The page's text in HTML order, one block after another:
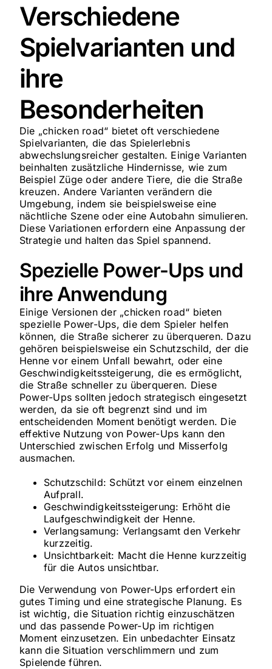
Verschiedene
Spielvarianten und
ihre
Besonderheiten
Die „chicken road“ bietet oft verschiedene
Spielvarianten, die das Spielerlebnis
abwechslungsreicher gestalten. Einige Varianten
beinhalten zusätzliche Hindernisse, wie zum
Beispiel Züge oder andere Tiere, die die Straße
kreuzen. Andere Varianten verändern die
Umgebung, indem sie beispielsweise eine
nächtliche Szene oder eine Autobahn simulieren.
Diese Variationen erfordern eine Anpassung der
Strategie und halten das Spiel spannend.
Spezielle Power-Ups und
ihre Anwendung
Einige Versionen der „chicken road“ bieten
spezielle Power-Ups, die dem Spieler helfen
können, die Straße sicherer zu überqueren. Dazu
gehören beispielsweise ein Schutzschild, der die
Henne vor einem Unfall bewahrt, oder eine
Geschwindigkeitssteigerung, die es ermöglicht,
die Straße schneller zu überqueren. Diese
Power-Ups sollten jedoch strategisch eingesetzt
werden, da sie oft begrenzt sind und im
entscheidenden Moment benötigt werden. Die
effektive Nutzung von Power-Ups kann den
Unterschied zwischen Erfolg und Misserfolg
ausmachen.
Schutzschild: Schützt vor einem einzelnen
Aufprall.
Geschwindigkeitssteigerung: Erhöht die
Laufgeschwindigkeit der Henne.
Verlangsamung: Verlangsamt den Verkehr
kurzzeitig.
Unsichtbarkeit: Macht die Henne kurzzeitig
für die Autos unsichtbar.
Die Verwendung von Power-Ups erfordert ein
gutes Timing und eine strategische Planung. Es
ist wichtig, die Situation richtig einzuschätzen
und das passende Power-Up im richtigen
Moment einzusetzen. Ein unbedachter Einsatz
kann die Situation verschlimmern und zum
Spielende führen.